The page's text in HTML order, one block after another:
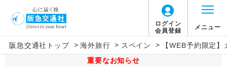
ログイン
会員登録
メニュー
阪急交通社トップ > 海外旅行 > スペイン >
【WEB予約限定
重要なお知らせ